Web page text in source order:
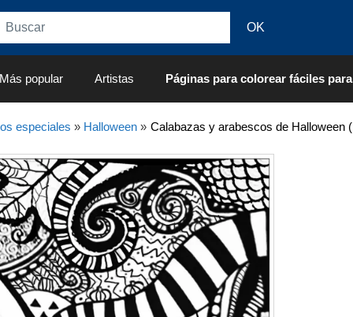
Más popular Artistas Páginas para colorear fáciles
especiales » Halloween» Calabazas y arabescos de Halloween